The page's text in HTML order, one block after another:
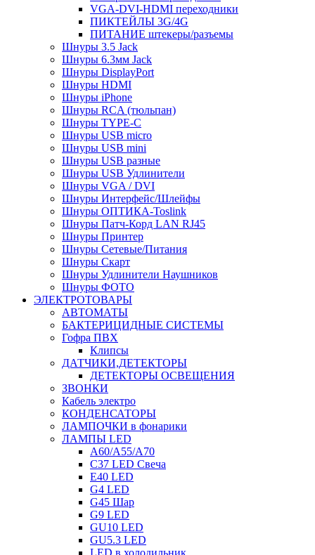
VGA-DVI-HDMI переходники
ПИКТЕЙЛЫ 3G/4G
ПИТАНИЕ штекеры/разъемы
Шнуры 3.5 Jack
Шнуры 6.3мм Jack
Шнуры DisplayPort
Шнуры HDMI
Шнуры iPhone
Шнуры RCA (тюльпан)
Шнуры TYPE-C
Шнуры USB micro
Шнуры USB mini
Шнуры USB разные
Шнуры USB Удлинители
Шнуры VGA / DVI
Шнуры Интерфейс/Шлейфы
Шнуры ОПТИКА-Toslink
Шнуры Патч-Корд LAN RJ45
Шнуры Принтер
Шнуры Сетевые/Питания
Шнуры Скарт
Шнуры Удлинители Наушников
Шнуры ФОТО
ЭЛЕКТРОТОВАРЫ
АВТОМАТЫ
БАКТЕРИЦИДНЫЕ СИСТЕМЫ
Гофра ПВХ
Клипсы
ДАТЧИКИ,ДЕТЕКТОРЫ
ДЕТЕКТОРЫ ОСВЕЩЕНИЯ
ЗВОНКИ
Кабель электро
КОНДЕНСАТОРЫ
ЛАМПОЧКИ в фонарики
ЛАМПЫ LED
A60/A55/A70
C37 LED Свеча
E40 LED
G4 LED
G45 Шар
G9 LED
GU10 LED
GU5.3 LED
LED в холодильник